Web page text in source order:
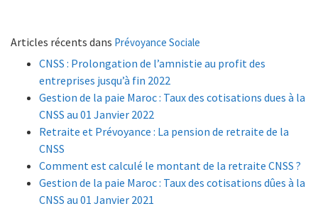
Articles récents dans Prévoyance Sociale
CNSS : Prolongation de l’amnistie au profit des
entreprises jusqu’à fin 2022
Gestion de la paie Maroc : Taux des cotisations dues à la
CNSS au 01 Janvier 2022
Retraite et Prévoyance : La pension de retraite de la
CNSS
Comment est calculé le montant de la retraite CNSS ?
Gestion de la paie Maroc : Taux des cotisations dûes à la
CNSS au 01 Janvier 2021